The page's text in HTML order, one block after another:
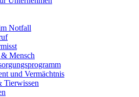
Notfall
Mensch
und Vermächtnis
Tierwissen